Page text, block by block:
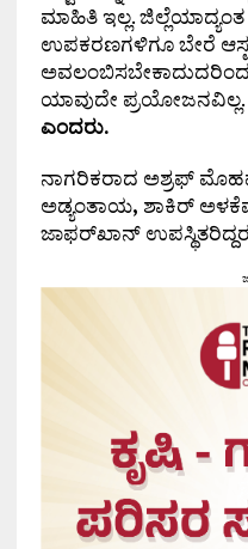
ಮಾಹಿತಿ ಇಲ್ಲ.
ಉಪಕರಣಗಳಿಗೂ ಬೇರೆ
ಅವಲಂಬಿಸಬೇಕಾದುದರಿಂದ
ಯಾವುದೇ
ಎಂದರು.
ನಾಗರಿಕರಾದ ಅಶ್ರಫ್
ಅಡ್ಯಂತಾಯ, ಶಾಕಿರ್
ಜಾಫರ್‌ಖಾನ್